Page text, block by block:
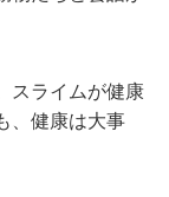
スライムが健康
、健康は大事